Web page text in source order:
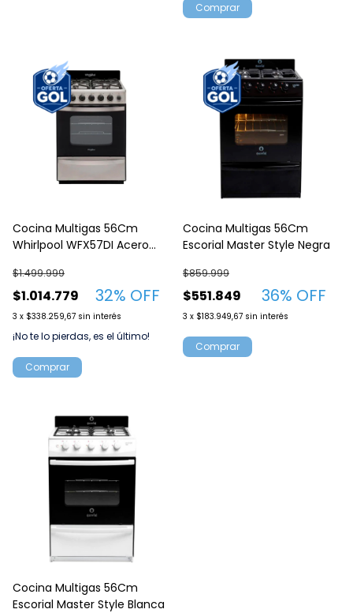
Comprar
Cocina Multigas 56Cm
Whirlpool WFX57DI Acero
$1.014.779
$1.499.999
32% OFF
3 x $338.259,67 sin interés
¡No te lo pierdas, es el último!
Cocina Multigas 56Cm
Escorial Master Style Negra
$551.849
$859.999
36% OFF
3 x $183.949,67 sin interés
Cocina Multigas 56Cm
Escorial Master Style Blanca